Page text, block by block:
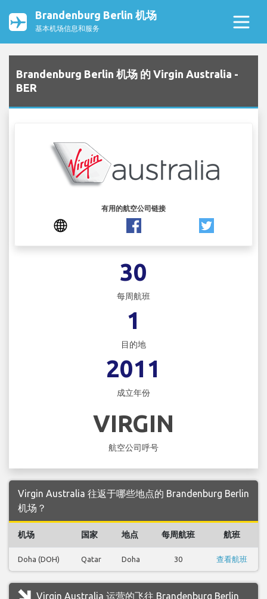
Brandenburg Berlin 机场
基本机场信息和服务
Brandenburg Berlin 机场 的 Virgin Australia -
BER
有用的航空公司链接
30
每周航班
1
目的地
2011
成立年份
VIRGIN
航空公司呼号
Virgin Australia 往返于哪些地点的 Brandenburg Berlin
机场？
机场 国家 地点 每周航班 航班
Doha (DOH) Qatar Doha 30 查看航班
Virgin Australia 运营的飞往 Brandenburg Berlin